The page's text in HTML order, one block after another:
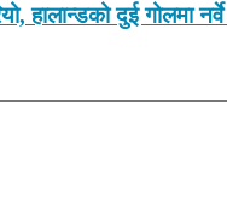
हालान्डको दुई गोलमा